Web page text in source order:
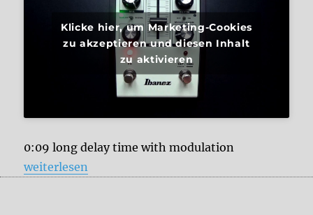
Klicke hier, um Marketing-Cookies
zu akzeptieren und diesen Inhalt
zu aktivieren
0:09 long delay time with modulation
„Ibanez Echo Shifter ES3 – Analog Setting“
weiterlesen